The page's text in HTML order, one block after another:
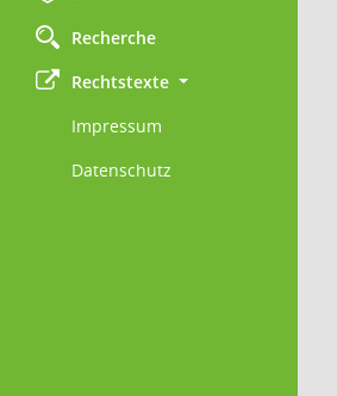
Recherche
Rechtstexte
Impressum
Datenschutz